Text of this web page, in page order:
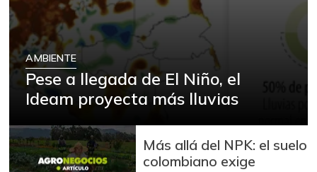
AMBIENTE
Pese a llegada de El Niño, el
Ideam proyecta más lluvias
Más allá del NPK: el suelo
colombiano exige